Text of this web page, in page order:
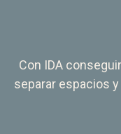
Con IDA
separar espacios